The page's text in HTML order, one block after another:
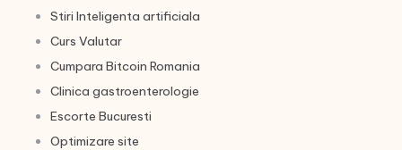
Stiri Inteligenta artificiala
Curs Valutar
Cumpara Bitcoin Romania
Clinica gastroenterologie
Escorte Bucuresti
Optimizare site